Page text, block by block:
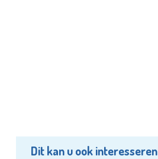
Dit kan u ook interesseren